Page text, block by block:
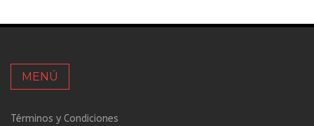
MENÚ
Términos y Condiciones